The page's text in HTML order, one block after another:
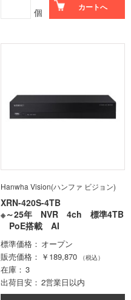
個 カートへ
Hanwha Vision(ハンファ ビジョン)
XRN-420S-4TB
※～25年 NVR 4ch 標準4TB
PoE搭載 AI
標準価格
オープン
販売価格
￥189,870 （税込）
在庫
3
出荷目安
2営業日以内